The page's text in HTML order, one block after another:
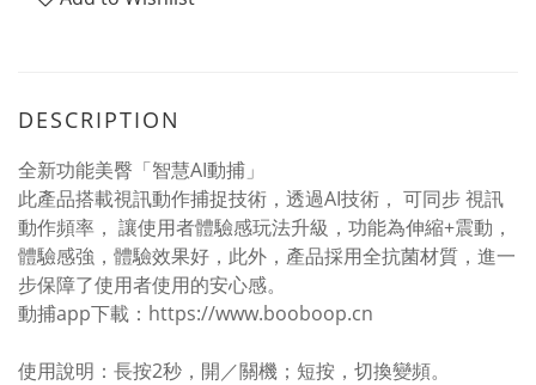
DESCRIPTION
全新功能美臀「智慧AI動捕」
此產品搭載視訊動作捕捉技術，透過AI技術， 可同步 視訊
動作頻率， 讓使用者體驗感玩法升級，功能為伸縮+震動，
體驗感強，體驗效果好，此外，產品採用全抗菌材質，進一
步保障了使用者使用的安心感。
動捕app下載：https://www.booboop.cn
使用說明：長按2秒，開／關機；短按，切換變頻。